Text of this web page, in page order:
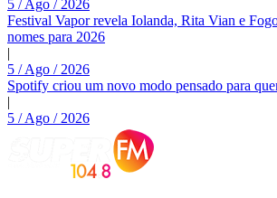
5 / Ago / 2026
Festival Vapor revela Iolanda, Rita Vian e
nomes para 2026
|
5 / Ago / 2026
Spotify criou um novo modo pensado para
|
5 / Ago / 2026